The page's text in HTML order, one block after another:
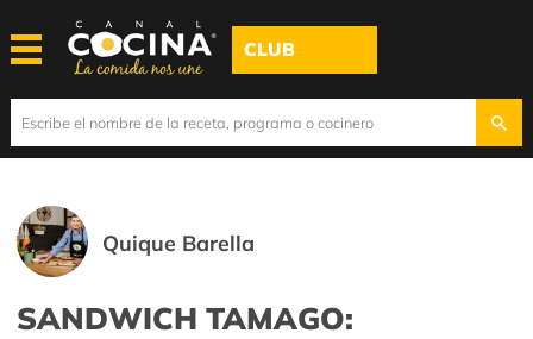
CLUB
Quique Barella
SANDWICH TAMAGO: